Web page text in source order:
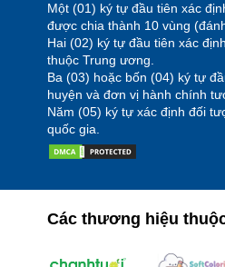
Một (01) ký tự đầu tiên xác
được chia thành 10 vùng
Hai (02) ký tự đầu tiên xác
thuộc Trung ương.
Ba (03) hoặc bốn (04) ký tự
huyện và đơn vị hành chính
Năm (05) ký tự xác định đối
quốc gia.
Các thương hiệu